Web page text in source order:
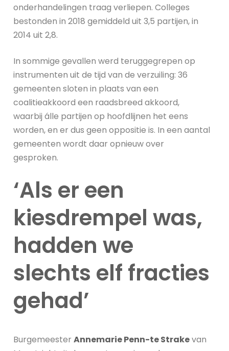
onderhandelingen traag verliepen. Colleges
bestonden in 2018 gemiddeld uit 3,5 partijen, in
2014 uit 2,8.
In sommige gevallen werd teruggegrepen op
instrumenten uit de tijd van de verzuiling: 36
gemeenten sloten in plaats van een
coalitieakkoord een raadsbreed akkoord,
waarbij álle partijen op hoofdlijnen het eens
worden, en er dus geen oppositie is. In een aantal
gemeenten wordt daar opnieuw over
gesproken.
‘Als er een
kiesdrempel was,
hadden we
slechts elf fracties
gehad’
BurgemeesterAnnemarie Penn-te Strakevan